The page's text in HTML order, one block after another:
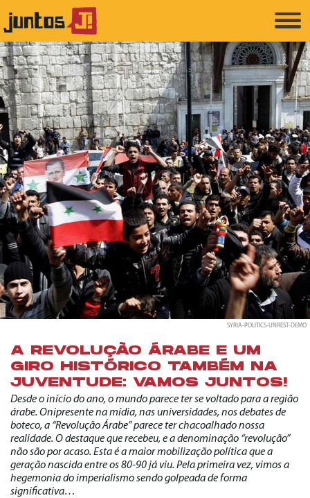
SYRIA-POLITICS-UNREST-DEMO
A REVOLUÇÃO ÁRABE E UM
GIRO HISTÓRICO TAMBÉM NA
JUVENTUDE: VAMOS JUNTOS!
Desde o início do ano, o mundo parece ter se voltado para a região
árabe. Onipresente na mídia, nas universidades, nos debates de
boteco, a “Revolução Árabe” parece ter chacoalhado nossa
realidade. O destaque que recebeu, e a denominação “revolução”
não são por acaso. Esta é a maior mobilização política que a
geração nascida entre os 80-90 já viu. Pela primeira vez, vimos a
hegemonia do imperialismo sendo golpeada de forma
significativa…